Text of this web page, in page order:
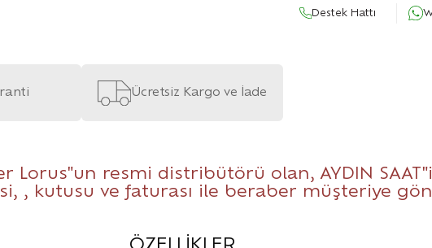
Destek Hattı
Ücretsiz Kargo ve İade
Lorus"un resmi distribütörü olan, AYDIN SAAT
, kutusu ve faturası ile beraber müşteriye